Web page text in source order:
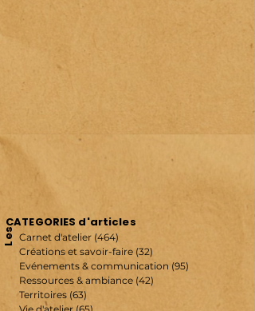
Carnet d'atelier (464)
Créations et savoir-faire (32)
Evénements & communication (95)
Ressources & ambiance (42)
Territoires (63)
Les
CATEGORIES d'articles